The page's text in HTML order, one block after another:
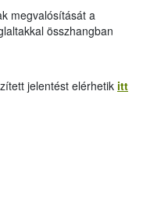
megvalósítását a
összhangban
jelentést elérhetik itt